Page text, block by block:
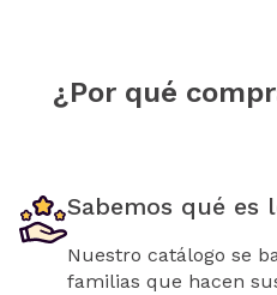
¿Por qué
Sabemos qué es
Nuestro catálogo se
familias que hacen